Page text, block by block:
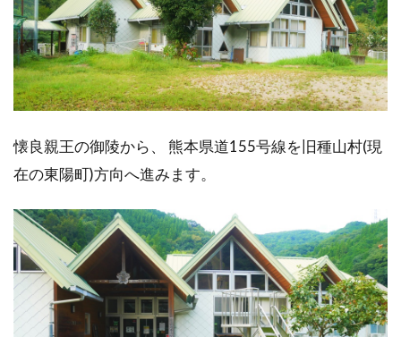
懐良親王の御陵から、 熊本県道155号線を旧種山村(現
在の東陽町)方向へ進みます。